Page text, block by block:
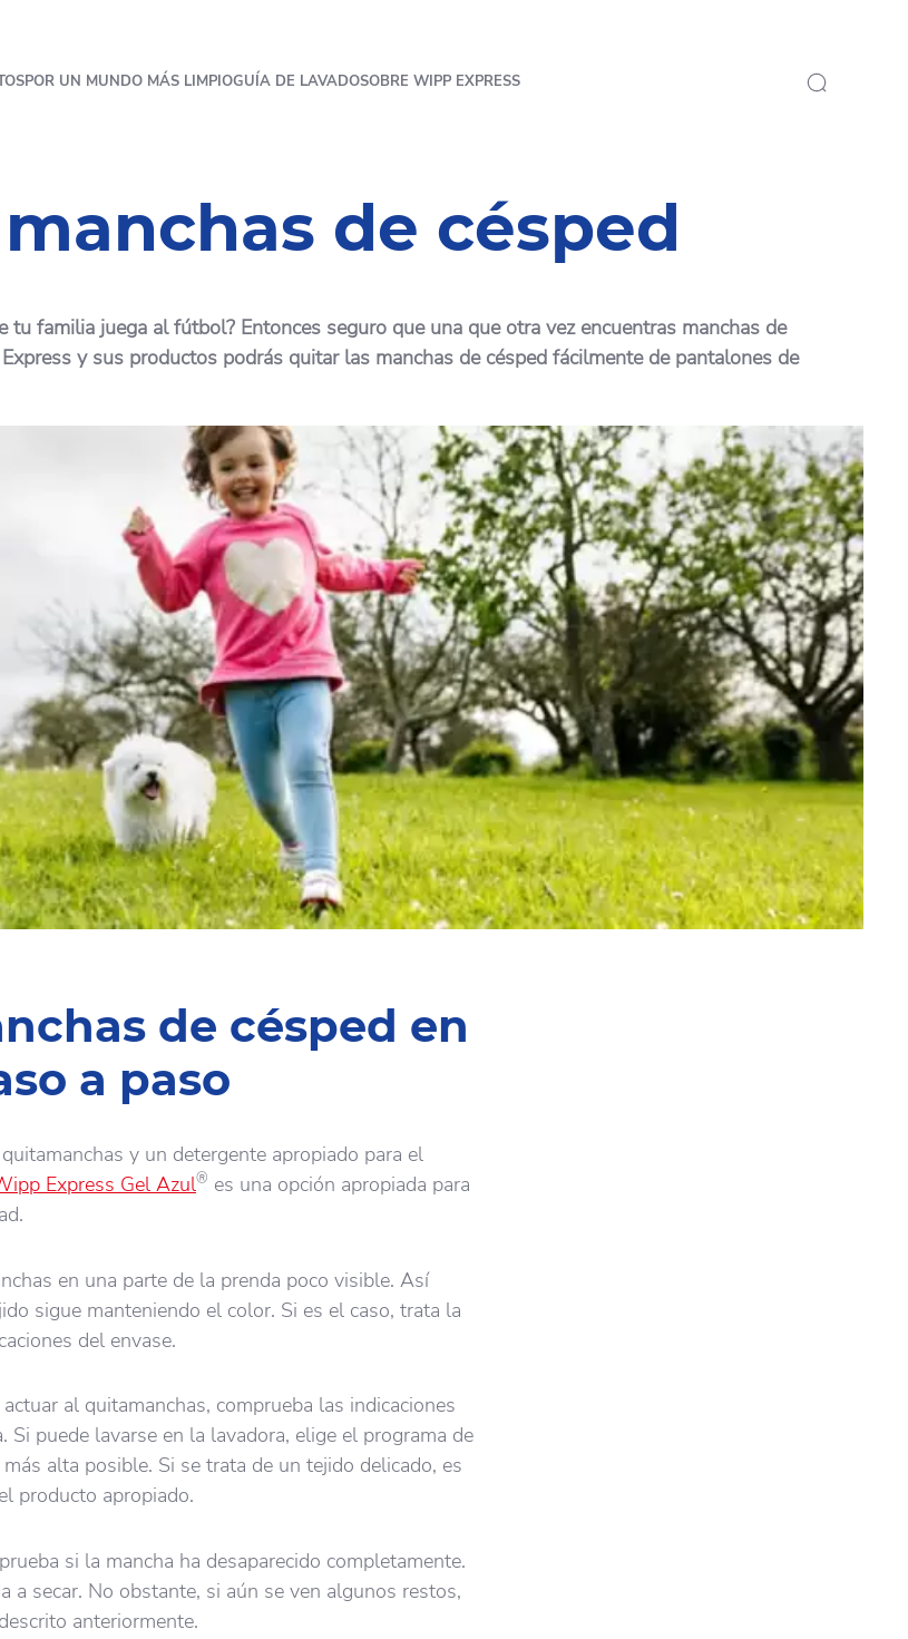
POR UN MUNDO MÁS LIMPIOGUÍA DE LAVADOSOBRE WIPP EXPRESS
de césped
familia juega al fútbol? Entonces seguro que una que otra vez encuentras manchas de
y sus productos podrás quitar las manchas de césped fácilmente de pantalones de
de césped en
a paso
y un detergente apropiado para el
Express Gel Azul® es una opción apropiada para
en una parte de la prenda poco visible. Así
sigue manteniendo el color. Si es el caso, trata la
del envase.
al quitamanchas, comprueba las indicaciones
Si puede lavarse en la lavadora, elige el programa de
alta posible. Si se trata de un tejido delicado, es
producto apropiado.
si la mancha ha desaparecido completamente.
a secar. No obstante, si aún se ven algunos restos,
anteriormente.